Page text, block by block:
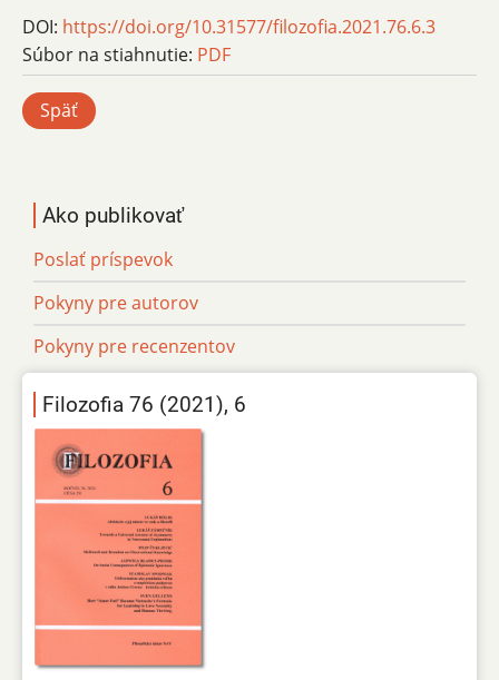
DOI: https://doi.org/10.31577/filozofia.2021.76.6.3
Súbor na stiahnutie: PDF
Späť
Ako publikovať
Poslať príspevok
Pokyny pre autorov
Pokyny pre recenzentov
Filozofia 76 (2021), 6